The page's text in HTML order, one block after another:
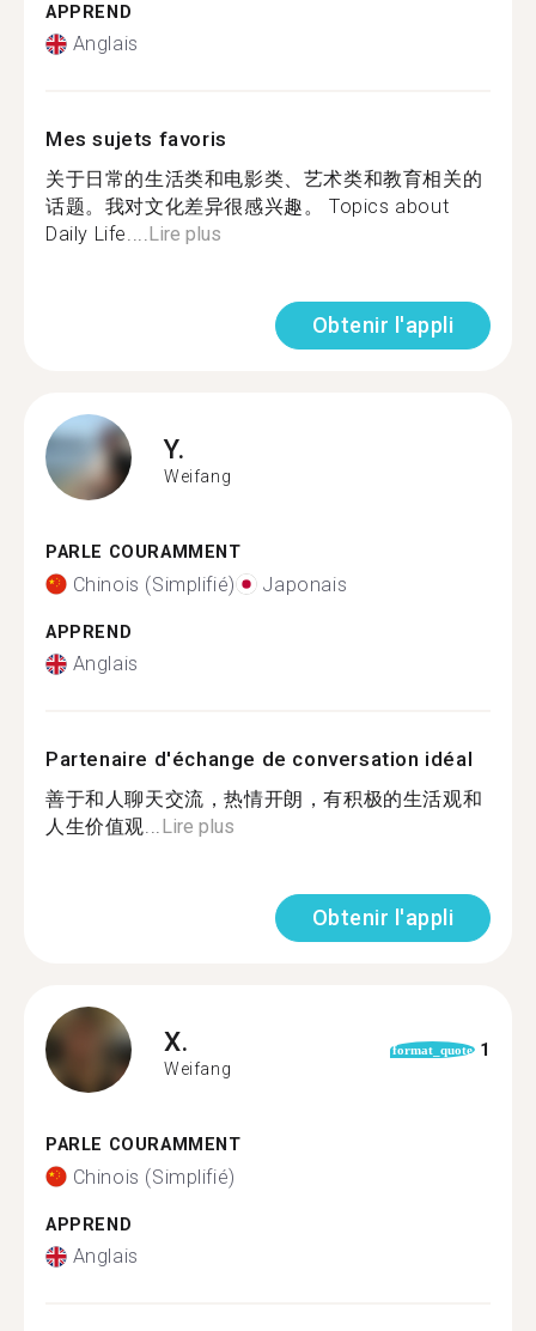
APPREND
Anglais
Mes sujets favoris
关于日常的生活类和电影类、艺术类和教育相关的
话题。我对文化差异很感兴趣。 Topics about
Daily Life....Lire plus
Obtenir l'appli
Y.
Weifang
PARLE COURAMMENT
Chinois (Simplifié) Japonais
APPREND
Anglais
Partenaire d'échange de conversation idéal
善于和人聊天交流，热情开朗，有积极的生活观和
人生价值观...Lire plus
Obtenir l'appli
X.
Weifang
format_quote 1
PARLE COURAMMENT
Chinois (Simplifié)
APPREND
Anglais